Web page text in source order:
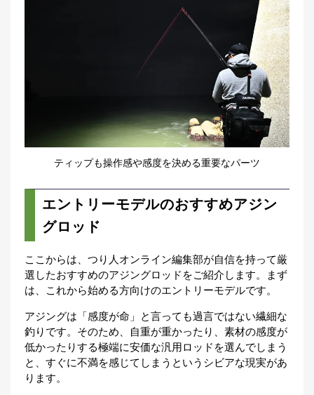
ティップも操作感や感度を決める重要なパーツ
エントリーモデルのおすすめアジン
グロッド
ここからは、つり人オンライン編集部が自信を持って厳
選したおすすめのアジングロッドをご紹介します。まず
は、これから始める方向けのエントリーモデルです。
アジングは「感度が命」と言っても過言ではない繊細な
釣りです。そのため、自重が重かったり、素材の感度が
低かったりする極端に安価な汎用ロッドを選んでしまう
と、すぐに不満を感じてしまうというシビアな現実があ
ります。